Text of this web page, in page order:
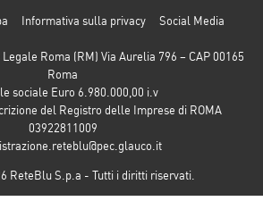
Informativa sulla privacy
Social Media
Roma (RM) Via Aurelia 796 – CAP 00165
Roma
sociale Euro 6.980.000,00 i.v
del Registro delle Imprese di ROMA
03922811009
ReteBlu S.p.a - Tutti i diritti riservati.